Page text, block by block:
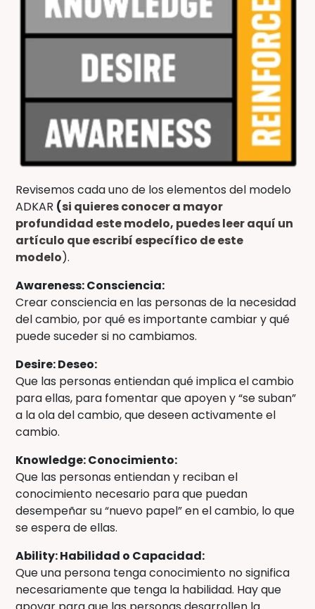
Revisemos cada uno de los elementos del modelo
ADKAR (si quieres conocer a mayor
profundidad este modelo, puedes leer aquí un
artículo que escribí específico de este
modelo).
Awareness: Consciencia:
Crear consciencia en las personas de la necesidad
del cambio, por qué es importante cambiar y qué
puede suceder si no cambiamos.
Desire: Deseo:
Que las personas entiendan qué implica el cambio
para ellas, para fomentar que apoyen y “se suban”
a la ola del cambio, que deseen activamente el
cambio.
Knowledge: Conocimiento:
Que las personas entiendan y reciban el
conocimiento necesario para que puedan
desempeñar su “nuevo papel” en el cambio, lo que
se espera de ellas.
Ability: Habilidad o Capacidad:
Que una persona tenga conocimiento no significa
necesariamente que tenga la habilidad. Hay que